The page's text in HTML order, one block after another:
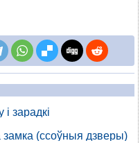
зарадкі
(ссоўныя дзверы)